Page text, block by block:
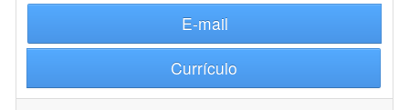
E-mail
Currículo